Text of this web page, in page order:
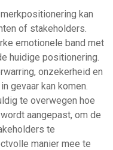
kan
of stakeholders.
emotionele band met
huidige positionering.
onzekerheid en
gevaar kan komen.
te overwegen hoe
aangepast, om de
te
manier mee te